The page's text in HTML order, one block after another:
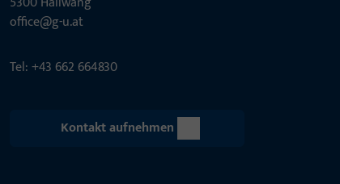
office@g-u.at
Tel: +43 662 664830
Kontakt aufnehmen